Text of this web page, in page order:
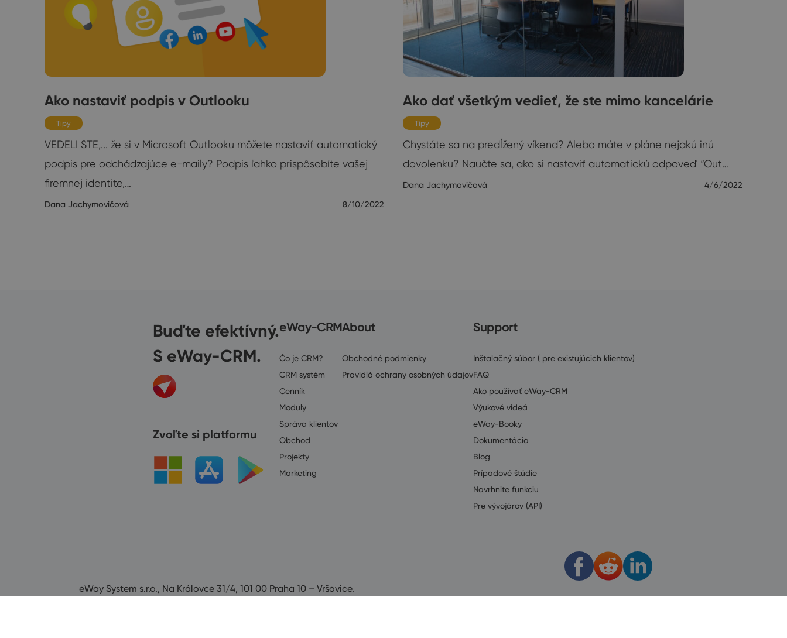
Ako nastaviť podpis v Outlooku
Tipy
VEDELI STE,... že si v Microsoft Outlooku môžete nastaviť automatický
podpis pre odchádzajúce e-maily? Podpis ľahko prispôsobíte vašej
firemnej identite,…
Dana Jachymovičová 8/10/2022
Ako dať všetkým vedieť, že ste mimo kancelárie
Tipy
Chystáte sa na predĺžený víkend? Alebo máte v pláne nejakú inú
dovolenku? Naučte sa, ako si nastaviť automatickú odpoveď “Out…
Dana Jachymovičová 4/6/2022
Buďte efektívný.
S eWay-CRM.
Zvoľte si platformu
eWay-CRM
Čo je CRM?
CRM systém
Cenník
Moduly
Správa klientov
Obchod
Projekty
Marketing
About
Obchodné podmienky
Pravidlá ochrany osobných údajov
Support
Inštalačný súbor ( pre existujúcich klientov)
FAQ
Ako používať eWay-CRM
Výukové videá
eWay-Booky
Dokumentácia
Blog
Prípadové štúdie
Navrhnite funkciu
Pre vývojárov (API)
eWay System s.r.o., Na Královce 31/4, 101 00 Praha 10 – Vršovice.